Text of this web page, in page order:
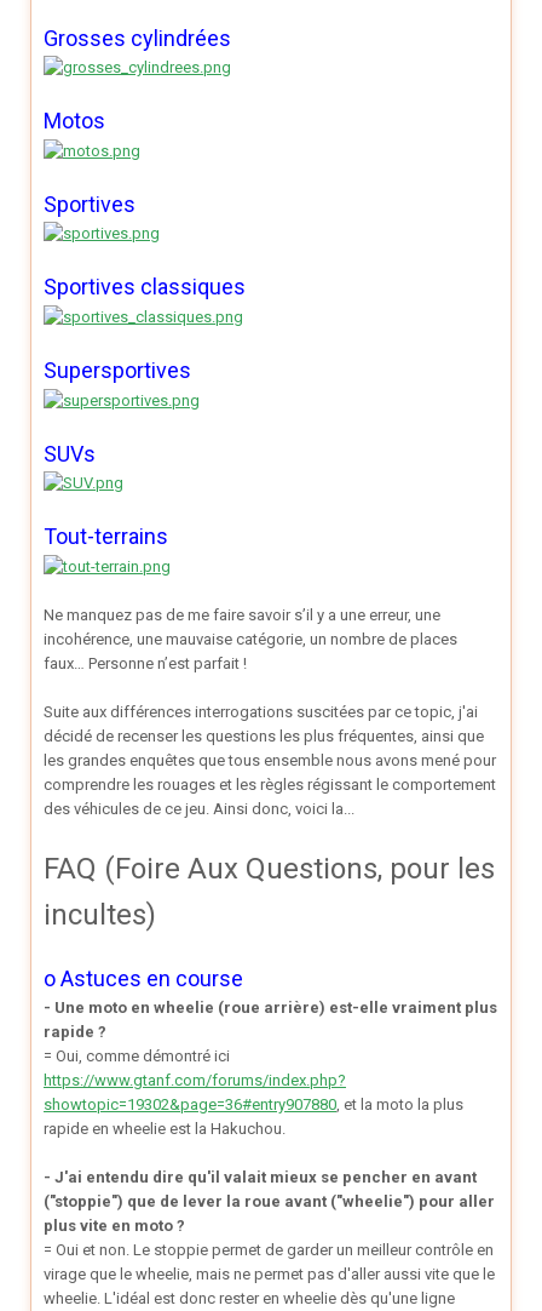
Grosses cylindrées
Motos
Sportives
Sportives classiques
Supersportives
SUVs
Tout-terrains
Ne manquez pas de me faire savoir s’il y a une erreur, une
incohérence, une mauvaise catégorie, un nombre de places
faux… Personne n’est parfait !
Suite aux différences interrogations suscitées par ce topic, j'ai
décidé de recenser les questions les plus fréquentes, ainsi que
les grandes enquêtes que tous ensemble nous avons mené pour
comprendre les rouages et les règles régissant le comportement
des véhicules de ce jeu. Ainsi donc, voici la...
FAQ (Foire Aux Questions, pour les
incultes)
o Astuces en course
- Une moto en wheelie (roue arrière) est-elle vraiment plus
rapide ?
= Oui, comme démontré ici
https://www.gtanf.com/forums/index.php?
showtopic=19302&page=36#entry907880 , et la moto la plus
rapide en wheelie est la Hakuchou.
- J'ai entendu dire qu'il valait mieux se pencher en avant
("stoppie") que de lever la roue avant ("wheelie") pour aller
plus vite en moto ?
= Oui et non. Le stoppie permet de garder un meilleur contrôle en
virage que le wheelie, mais ne permet pas d'aller aussi vite que le
wheelie. L'idéal est donc rester en wheelie dès qu'une ligne